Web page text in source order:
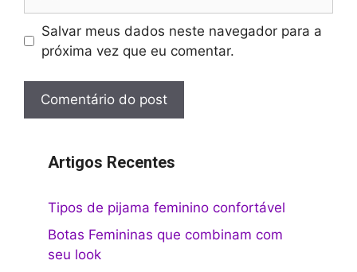
Salvar meus dados neste navegador para a
próxima vez que eu comentar.
Artigos Recentes
Tipos de pijama feminino confortável
Botas Femininas que combinam com
seu look